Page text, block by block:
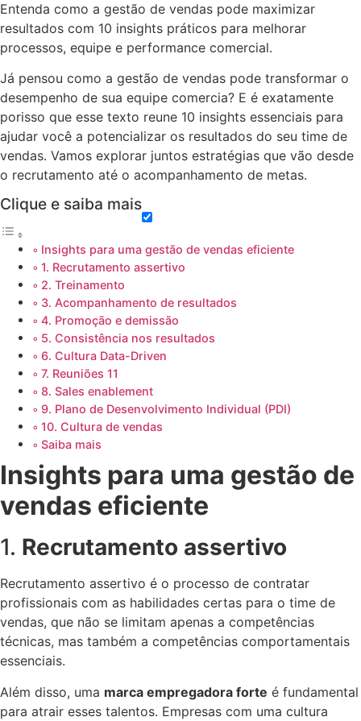
Entenda como a gestão de vendas pode maximizar
resultados com 10 insights práticos para melhorar
processos, equipe e performance comercial.
Já pensou como a gestão de vendas pode transformar o
desempenho de sua equipe comercia? E é exatamente
porisso que esse texto reune 10 insights essenciais para
ajudar você a potencializar os resultados do seu time de
vendas. Vamos explorar juntos estratégias que vão desde
o recrutamento até o acompanhamento de metas.
Clique e saiba mais
Insights para uma gestão de vendas eficiente
1. Recrutamento assertivo
2. Treinamento
3. Acompanhamento de resultados
4. Promoção e demissão
5. Consistência nos resultados
6. Cultura Data-Driven
7. Reuniões 11
8. Sales enablement
9. Plano de Desenvolvimento Individual (PDI)
10. Cultura de vendas
Saiba mais
Insights para uma gestão de
vendas eficiente
1. Recrutamento assertivo
Recrutamento assertivo é o processo de contratar
profissionais com as habilidades certas para o time de
vendas, que não se limitam apenas a competências
técnicas, mas também a competências comportamentais
essenciais.
Além disso, uma marca empregadora forte é fundamental
para atrair esses talentos. Empresas com uma cultura